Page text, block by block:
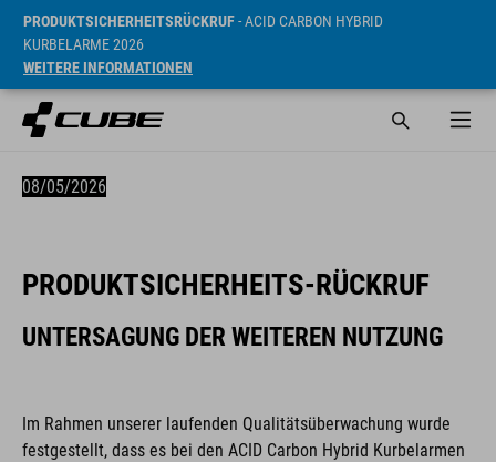
PRODUKTSICHERHEITSRÜCKRUF- ACID CARBON HYBRID
KURBELARME 2026
WEITERE INFORMATIONEN
08/05/2026
PRODUKTSICHERHEITS-RÜCKRUF
UNTERSAGUNG DER WEITEREN NUTZUNG
Im Rahmen unserer laufenden Qualitätsüberwachung wurde
festgestellt, dass es bei den ACID Carbon Hybrid Kurbelarmen